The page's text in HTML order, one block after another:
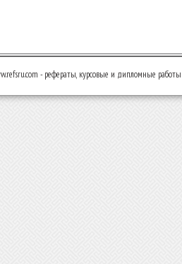
- рефераты, курсовые и дипломные работы